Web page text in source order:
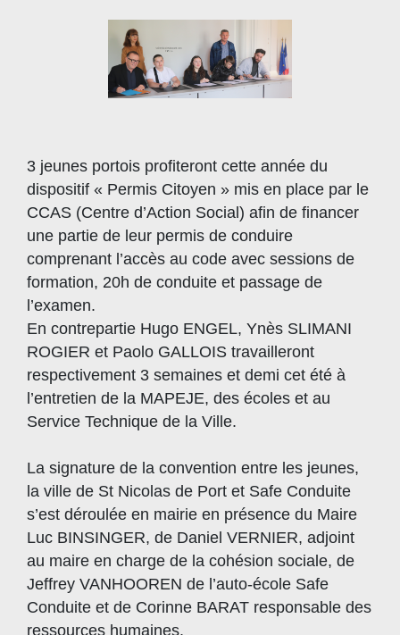
3 jeunes portois profiteront cette année du
dispositif « Permis Citoyen » mis en place par le
CCAS (Centre d’Action Social) afin de financer
une partie de leur permis de conduire
comprenant l’accès au code avec sessions de
formation, 20h de conduite et passage de
l’examen.
En contrepartie Hugo ENGEL, Ynès SLIMANI
ROGIER et Paolo GALLOIS travailleront
respectivement 3 semaines et demi cet été à
l’entretien de la MAPEJE, des écoles et au
Service Technique de la Ville.
La signature de la convention entre les jeunes,
la ville de St Nicolas de Port et Safe Conduite
s’est déroulée en mairie en présence du Maire
Luc BINSINGER, de Daniel VERNIER, adjoint
au maire en charge de la cohésion sociale, de
Jeffrey VANHOOREN de l’auto-école Safe
Conduite et de Corinne BARAT responsable des
ressources humaines.